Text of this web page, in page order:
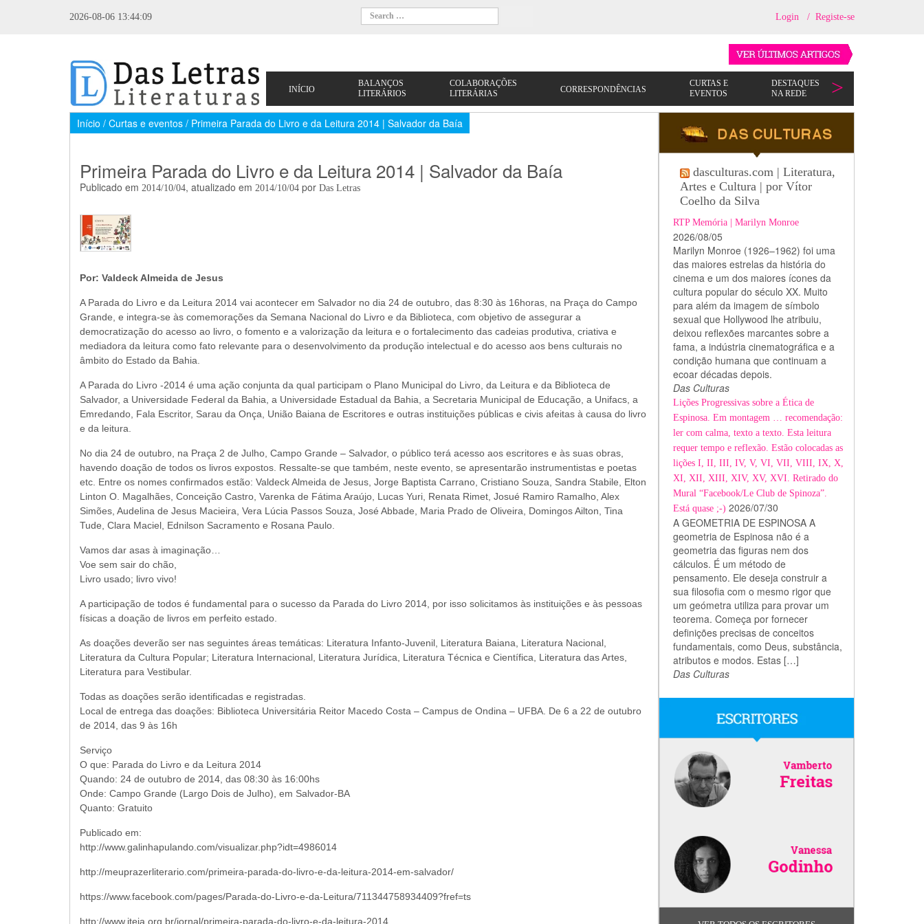
2026-08-06 13:44:09 Login / Registe-se
Início / Curtas e eventos / Primeira Parada do Livro e da Leitura 2014 | Salvador da Baía
Primeira Parada do Livro e da Leitura 2014 | Salvador da Baía
Publicado em 2014/10/04, atualizado em 2014/10/04por Das Letras
Por: Valdeck Almeida de Jesus
A Parada do Livro e da Leitura 2014 vai acontecer em Salvador no dia 24 de outubro, das 8:30 às 16horas, na Praça do Campo
Grande, e integra-se às comemorações da Semana Nacional do Livro e da Biblioteca, com objetivo de assegurar a
democratização do acesso ao livro, o fomento e a valorização da leitura e o fortalecimento das cadeias produtiva, criativa e
mediadora da leitura como fato relevante para o desenvolvimento da produção intelectual e do acesso aos bens culturais no
âmbito do Estado da Bahia.
A Parada do Livro -2014 é uma ação conjunta da qual participam o Plano Municipal do Livro, da Leitura e da Biblioteca de
Salvador, a Universidade Federal da Bahia, a Universidade Estadual da Bahia, a Secretaria Municipal de Educação, a Unifacs, a
Emredando, Fala Escritor, Sarau da Onça, União Baiana de Escritores e outras instituições públicas e civis afeitas à causa do livro
e da leitura.
No dia 24 de outubro, na Praça 2 de Julho, Campo Grande – Salvador, o público terá acesso aos escritores e às suas obras,
havendo doação de todos os livros expostos. Ressalte-se que também, neste evento, se apresentarão instrumentistas e poetas
etc. Entre os nomes confirmados estão: Valdeck Almeida de Jesus, Jorge Baptista Carrano, Cristiano Souza, Sandra Stabile, Elton
Linton O. Magalhães, Conceição Castro, Varenka de Fátima Araújo, Lucas Yuri, Renata Rimet, Josué Ramiro Ramalho, Alex
Simões, Audelina de Jesus Macieira, Vera Lúcia Passos Souza, José Abbade, Maria Prado de Oliveira, Domingos Ailton, Tina
Tude, Clara Maciel, Ednilson Sacramento e Rosana Paulo.
Vamos dar asas à imaginação…
Voe sem sair do chão,
Livro usado; livro vivo!
A participação de todos é fundamental para o sucesso da Parada do Livro 2014, por isso solicitamos às instituições e às pessoas
físicas a doação de livros em perfeito estado.
As doações deverão ser nas seguintes áreas temáticas: Literatura Infanto-Juvenil, Literatura Baiana, Literatura Nacional,
Literatura da Cultura Popular; Literatura Internacional, Literatura Jurídica, Literatura Técnica e Científica, Literatura das Artes,
Literatura para Vestibular.
Todas as doações serão identificadas e registradas.
Local de entrega das doações: Biblioteca Universitária Reitor Macedo Costa – Campus de Ondina – UFBA. De 6 a 22 de outubro
de 2014, das 9 às 16h
Serviço
O que: Parada do Livro e da Leitura 2014
Quando: 24 de outubro de 2014, das 08:30 às 16:00hs
Onde: Campo Grande (Largo Dois de Julho), em Salvador-BA
Quanto: Gratuito
Publicado em:
http://www.galinhapulando.com/visualizar.php?idt=4986014
http://meuprazerliterario.com/primeira-parada-do-livro-e-da-leitura-2014-em-salvador/
https://www.facebook.com/pages/Parada-do-Livro-e-da-Leitura/711344758934409?fref=ts
http://www.iteia.org.br/jornal/primeira-parada-do-livro-e-da-leitura-2014
dasculturas.com | Literatura,
Artes e Cultura | por Vítor
Coelho da Silva
RTP Memória | Marilyn Monroe
2026/08/05
Marilyn Monroe (1926–1962) foi uma
das maiores estrelas da história do
cinema e um dos maiores ícones da
cultura popular do século XX. Muito
para além da imagem de símbolo
sexual que Hollywood lhe atribuiu,
deixou reflexões marcantes sobre a
fama, a indústria cinematográfica e a
condição humana que continuam a
ecoar décadas depois.
Das Culturas
Lições Progressivas sobre a Ética de
Espinosa. Em montagem … recomendação:
ler com calma, texto a texto. Esta leitura
requer tempo e reflexão. Estão colocadas as
lições I, II, III, IV, V, VI, VII, VIII, IX, X,
XI, XII, XIII, XIV, XV, XVI. Retirado do
Mural “Facebook/Le Club de Spinoza”.
Está quase ;-) 2026/07/30
A GEOMETRIA DE ESPINOSA A
geometria de Espinosa não é a
geometria das figuras nem dos
cálculos. É um método de
pensamento. Ele deseja construir a
sua filosofia com o mesmo rigor que
um geómetra utiliza para provar um
teorema. Começa por fornecer
definições precisas de conceitos
fundamentais, como Deus, substância,
atributos e modos. Estas […]
Das Culturas